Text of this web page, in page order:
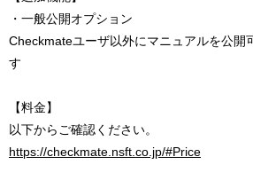
・一般公開オプション
Checkmateユーザ以外にマニュアルを公開
す
【料金】
以下からご確認ください。
https://checkmate.nsft.co.jp/#Price